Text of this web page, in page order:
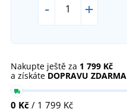
- +
Nakupte ještě za 1 799 Kč
a získáte DOPRAVU ZDARMA
0 Kč / 1 799 Kč